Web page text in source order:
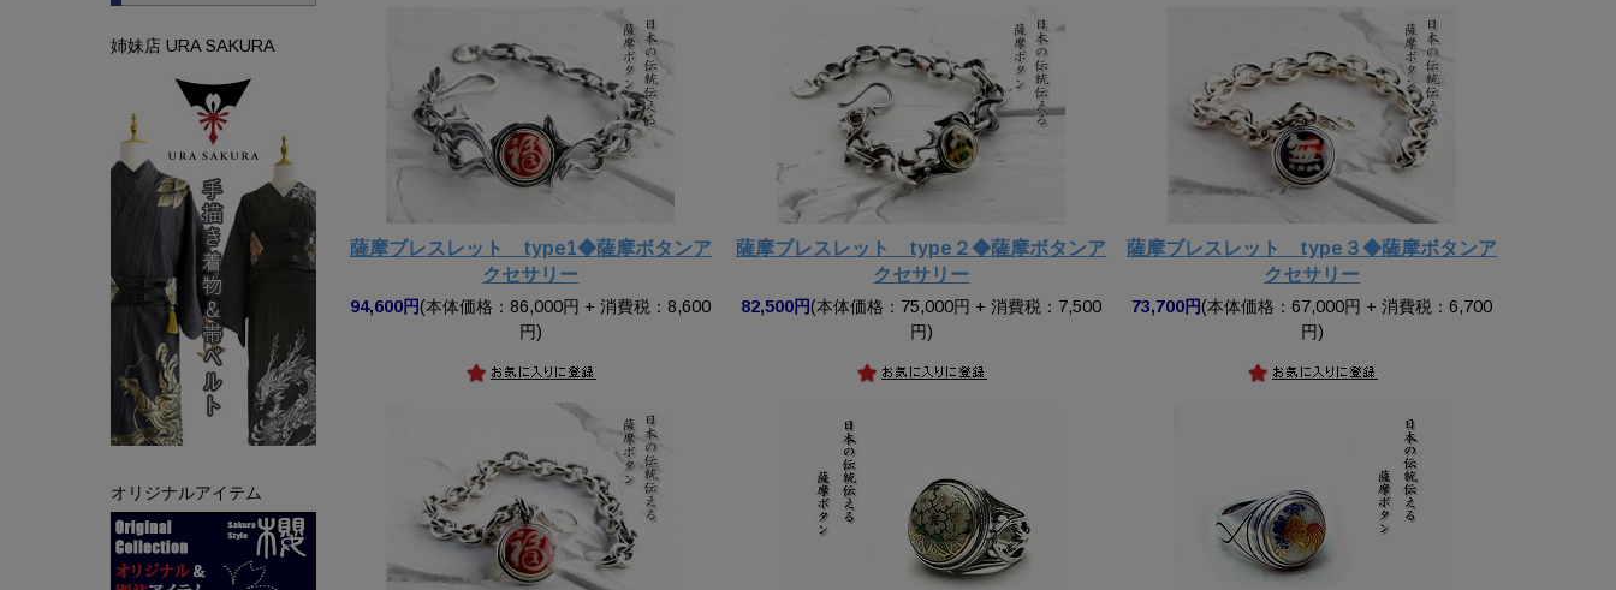
姉妹店 URA SAKURA
オリジナルアイテム
薩摩ブレスレット type1◆薩摩ボタンア
クセサリー
94,600円(本体価格：86,000円 + 消費税：8,600
円)
薩摩ブレスレット type２◆薩摩ボタンア
クセサリー
82,500円(本体価格：75,000円 + 消費税：7,500
円)
薩摩ブレスレット type３◆薩摩ボタンア
クセサリー
73,700円(本体価格：67,000円 + 消費税：6,700
円)